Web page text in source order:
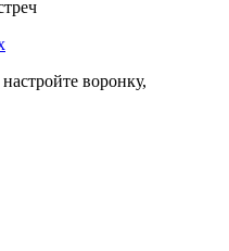
воронку,